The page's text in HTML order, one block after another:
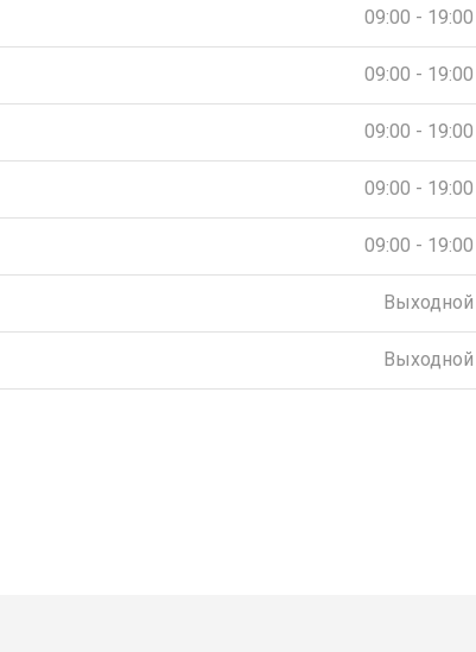
09:00 - 19:00
09:00 - 19:00
09:00 - 19:00
09:00 - 19:00
09:00 - 19:00
Выходной
Выходной